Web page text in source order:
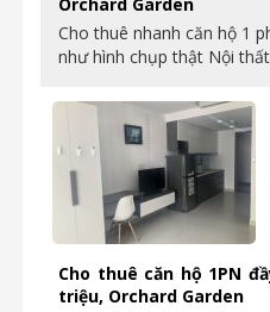
Cho thuê nhanh căn hộ 1
như hình chụp thật Nội
Cho thuê căn hộ 1PN
triệu, Orchard Garden